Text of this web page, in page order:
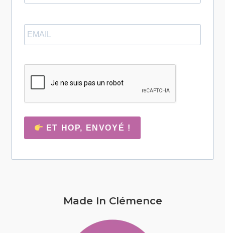
ET HOP, ENVOYÉ !
Made In Clémence